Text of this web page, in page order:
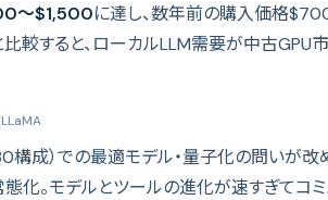
〜$1,500に達し、数年前の購入価格
すると、ローカルLLM需要が中古GPU
構成）での最適モデル・量子化の問いが改
化。モデルとツールの進化が速すぎてコ